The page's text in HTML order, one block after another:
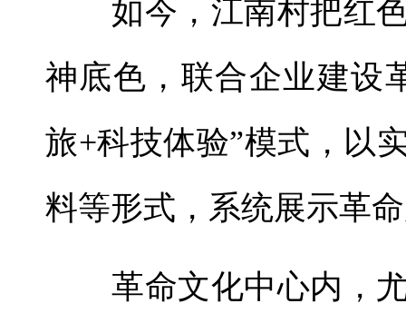
如今，江南村把红色
神底色，联合企业建设
旅+科技体验”模式，以
料等形式，系统展示革
革命文化中心内，尤